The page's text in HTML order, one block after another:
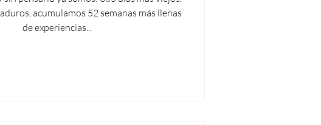
acumulamos 52 semanas más llenas
de experiencias...